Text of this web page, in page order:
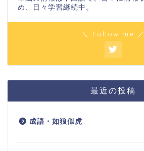
め、日々学習継続中。
＼ Follow me ／
最近の投稿
成語・如狼似虎